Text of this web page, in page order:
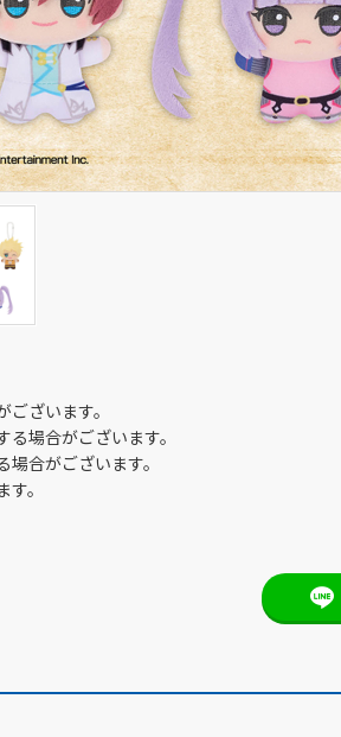
ざいます。
場合がございます。
合がございます。
。